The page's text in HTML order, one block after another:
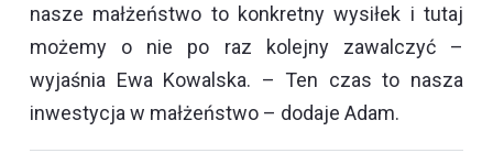
nasze małżeństwo to konkretny wysiłek i tutaj
możemy o nie po raz kolejny zawalczyć –
wyjaśnia Ewa Kowalska. – Ten czas to nasza
inwestycja w małżeństwo – dodaje Adam.